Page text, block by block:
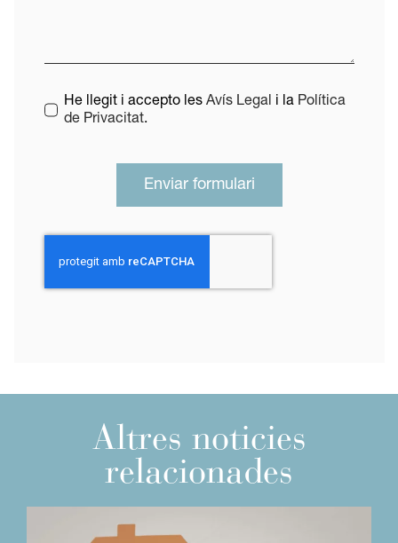
He llegit i accepto les Avís Legal i la Política
de Privacitat.
Enviar formulari
Altres noticies
relacionades